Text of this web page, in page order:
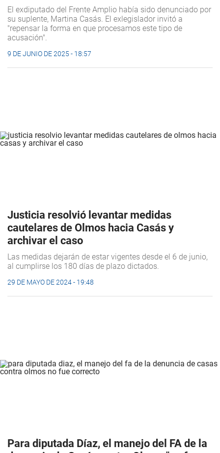
El exdiputado del Frente Amplio había sido denunciado por
su suplente, Martina Casás. El exlegislador invitó a
"repensar la forma en que procesamos este tipo de
acusación".
9 DE JUNIO DE 2025 - 18:57
Justicia resolvió levantar medidas
cautelares de Olmos hacia Casás y
archivar el caso
Las medidas dejarán de estar vigentes desde el 6 de junio,
al cumplirse los 180 días de plazo dictados.
29 DE MAYO DE 2024 - 19:48
Para diputada Díaz, el manejo del FA de la